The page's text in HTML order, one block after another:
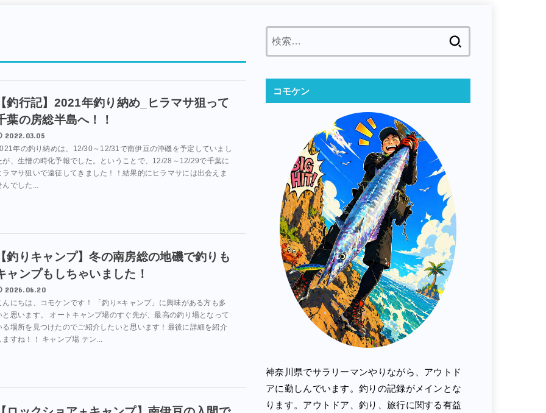
釣行記】2021年釣り納め_ヒラマサ狙って
葉の房総半島へ！！
2022.03.05
年の釣り納めは、12/30～12/31で南伊豆の沖磯を予定していまし
が、生憎の時化予報でした。ということで、12/28～12/29で千葉に
ラマサ狙いで遠征してきました！！結果的にヒラマサには出会えま
んでした...
釣りキャンプ】冬の南房総の地磯で釣りも
ャンプもしちゃいました！
2026.06.20
んにちは、コモケンです！ 「釣り×キャンプ」に興味がある方も多
と思います。 オートキャンプ場のすぐ先が、最高の釣り場となって
る場所を見つけたのでご紹介したいと思います！最後に詳細を紹介
ますね！！ キャンプ場 テン...
コモケン
神奈川県でサラリーマンやりながら、アウトド
アに勤しんでいます。釣りの記録がメインとな
ります。アウトドア、釣り、旅行に関する有益